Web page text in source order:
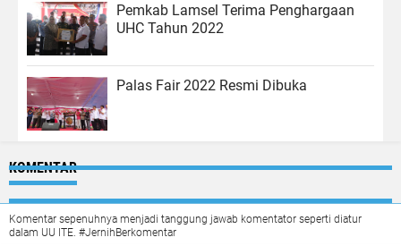
Pemkab Lamsel Terima Penghargaan
UHC Tahun 2022
Palas Fair 2022 Resmi Dibuka
KOMENTAR
Komentar sepenuhnya menjadi tanggung jawab komentator seperti diatur
dalam UU ITE. #JernihBerkomentar